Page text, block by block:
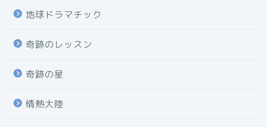
地球ドラマチック
奇跡のレッスン
奇跡の星
情熱大陸